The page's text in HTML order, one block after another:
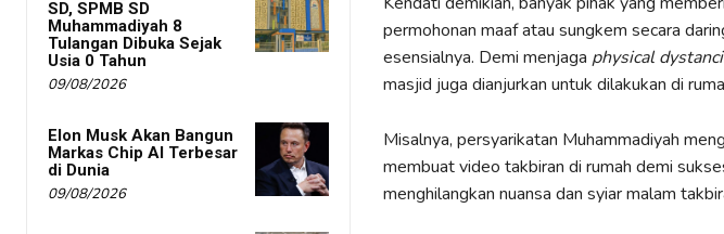
SD, SPMB SD
Muhammadiyah 8
Tulangan Dibuka Sejak
Usia 0 Tahun
09/08/2026
Elon Musk Akan Bangun
Markas Chip AI Terbesar
di Dunia
09/08/2026
permohonan maaf atau sungkem secara
esensialnya. Demi menjaga physical
masjid juga dianjurkan untuk dilakukan di
Misalnya, persyarikatan Muhammadiyah
membuat video takbiran di rumah demi
menghilangkan nuansa dan syiar malam